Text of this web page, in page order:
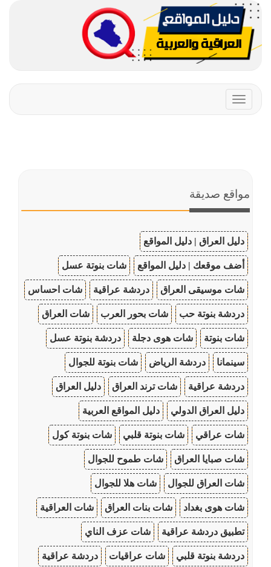
Toggle
navigation
مواقع صديقة
دليل العراق | دليل المواقع
أضف موقعك | دليل المواقع شات بنوتة عسل
شات موسيقى العراق دردشة عراقية شات احساس
دردشة بنوتة حب شات بحور العرب شات العراق
شات بنوتة شات هوى دجلة دردشة بنوتة عسل
سينمانا دردشة الرياض شات بنوتة للجوال
دردشة عراقية شات ترند العراق دليل العراق
دليل العراق الدولي دليل المواقع العربية
شات عراقي شات بنوتة قلبي شات بنوتة كول
شات صبايا العراق شات طموح للجوال
شات العراق للجوال شات هلا للجوال
شات هوى بغداد شات بنات العراق شات العراقية
تطبيق دردشة عراقية شات عزف الناي
دردشة بنوتة قلبي شات عراقيات دردشة عراقية